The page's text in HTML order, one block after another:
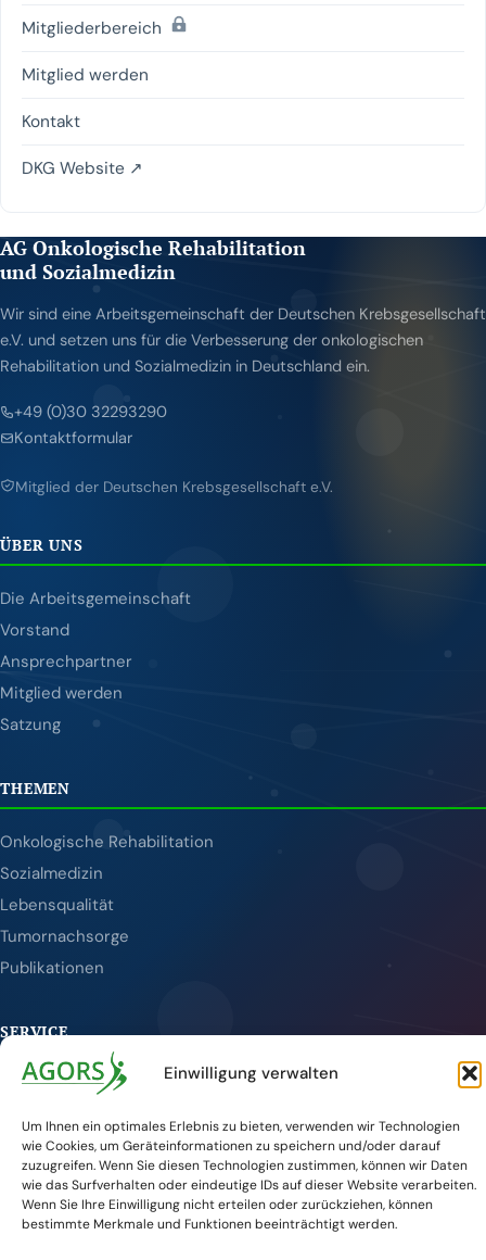
Einwilligung verwalten
Um Ihnen ein optimales Erlebnis zu bieten, verwenden wir Technologien
wie Cookies, um Geräteinformationen zu speichern und/oder darauf
zuzugreifen. Wenn Sie diesen Technologien zustimmen, können wir Daten
wie das Surfverhalten oder eindeutige IDs auf dieser Website verarbeiten.
Wenn Sie Ihre Einwilligung nicht erteilen oder zurückziehen, können
bestimmte Merkmale und Funktionen beeinträchtigt werden.
Mitgliederbereich (passwortgeschützt)
Mitglied werden
Kontakt
DKG Website ↗
AG Onkologische Rehabilitation
und Sozialmedizin
Wir sind eine Arbeitsgemeinschaft der Deutschen Krebsgesellschaft
e.V. und setzen uns für die Verbesserung der onkologischen
Rehabilitation und Sozialmedizin in Deutschland ein.
+49 (0)30 32293290
Kontaktformular
Mitglied der Deutschen Krebsgesellschaft e.V.
ÜBER UNS
Die Arbeitsgemeinschaft
Vorstand
Ansprechpartner
Mitglied werden
Satzung
THEMEN
Onkologische Rehabilitation
Sozialmedizin
Lebensqualität
Tumornachsorge
Publikationen
SERVICE
Veranstaltungen
Aktuelles
Kontakt
DKG-Website
Newsletter